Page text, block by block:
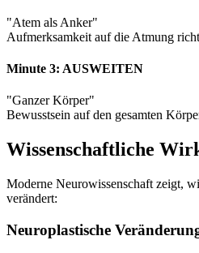
"Atem als Anker"
Aufmerksamkeit auf die Atmung
Minute 3: AUSWEITEN
"Ganzer Körper"
Bewusstsein auf den gesamten
Wissenschaftliche
Moderne Neurowissenschaft zeigt,
verändert:
Neuroplastische